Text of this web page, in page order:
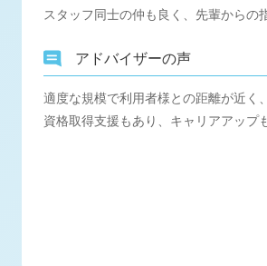
スタッフ同士の仲も良く、先輩からの
アドバイザーの声
適度な規模で利用者様との距離が近く
資格取得支援もあり、キャリアアップ